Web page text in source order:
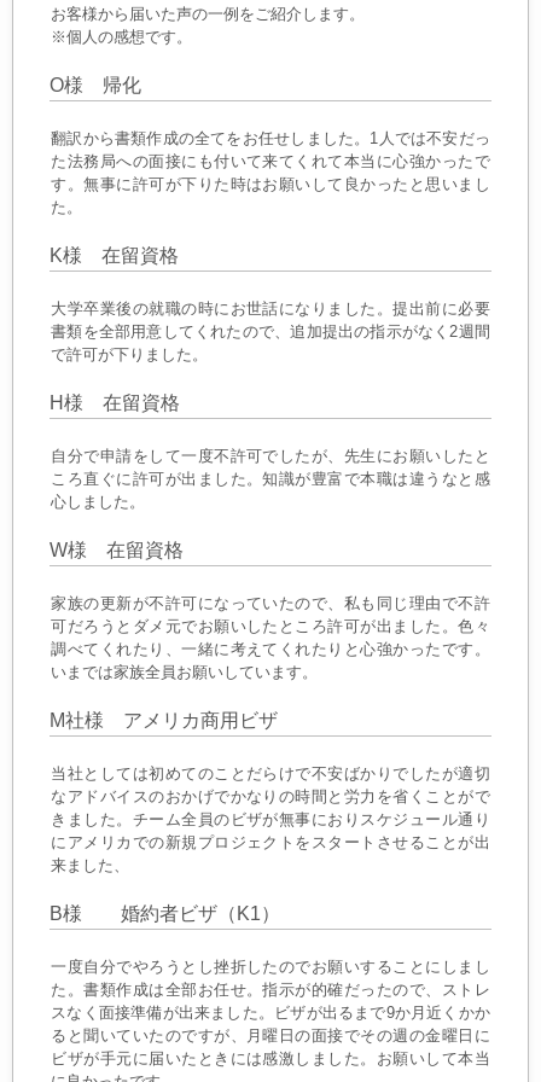
お客様から届いた声の一例をご紹介します。
※個人の感想です。
O様 帰化
翻訳から書類作成の全てをお任せしました。1人では不安だっ
た法務局への面接にも付いて来てくれて本当に心強かったで
す。無事に許可が下りた時はお願いして良かったと思いまし
た。
K様 在留資格
大学卒業後の就職の時にお世話になりました。提出前に必要
書類を全部用意してくれたので、追加提出の指示がなく2週間
で許可が下りました。
H様 在留資格
自分で申請をして一度不許可でしたが、先生にお願いしたと
ころ直ぐに許可が出ました。知識が豊富で本職は違うなと感
心しました。
W様 在留資格
家族の更新が不許可になっていたので、私も同じ理由で不許
可だろうとダメ元でお願いしたところ許可が出ました。色々
調べてくれたり、一緒に考えてくれたりと心強かったです。
いまでは家族全員お願いしています。
M社様 アメリカ商用ビザ
当社としては初めてのことだらけで不安ばかりでしたが適切
なアドバイスのおかげでかなりの時間と労力を省くことがで
きました。チーム全員のビザが無事におりスケジュール通り
にアメリカでの新規プロジェクトをスタートさせることが出
来ました、
B様 婚約者ビザ（K1）
一度自分でやろうとし挫折したのでお願いすることにしまし
た。書類作成は全部お任せ。指示が的確だったので、ストレ
スなく面接準備が出来ました。ビザが出るまで9か月近くかか
ると聞いていたのですが、月曜日の面接でその週の金曜日に
ビザが手元に届いたときには感激しました。お願いして本当